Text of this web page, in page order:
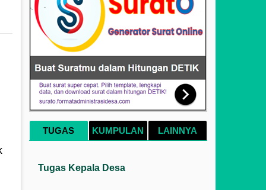
TUGAS KUMPULAN LAINNYA
Tugas Kepala Desa